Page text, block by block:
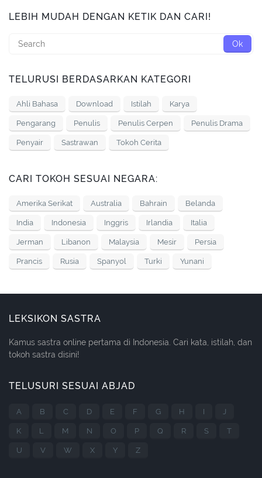
LEBIH MUDAH DENGAN KETIK DAN CARI!
TELURUSI BERDASARKAN KATEGORI
Ahli Bahasa Download Istilah Karya
Pengarang Penulis Penulis Cerpen Penulis Drama
Penyair Sastrawan Tokoh Cerita
CARI TOKOH SESUAI NEGARA:
Amerika Serikat Australia Bahrain Belanda
India Indonesia Inggris Irlandia Italia
Jerman Libanon Malaysia Mesir Persia
Prancis Rusia Spanyol Turki Yunani
LEKSIKON SASTRA
Kamus sastra online pertama di Indonesia. Cari kata, istilah, dan
tokoh sastra disini!
TELUSURI SESUAI ABJAD
A B C D E F G H I J
K L M N O P Q R S T
U V W X Y Z